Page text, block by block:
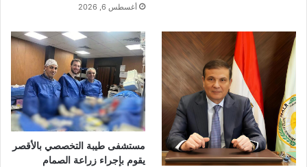
أغسطس 6, 2026
مستشفى طيبة التخصصي بالأقصر
يقوم بإجراء زراعة الصمام